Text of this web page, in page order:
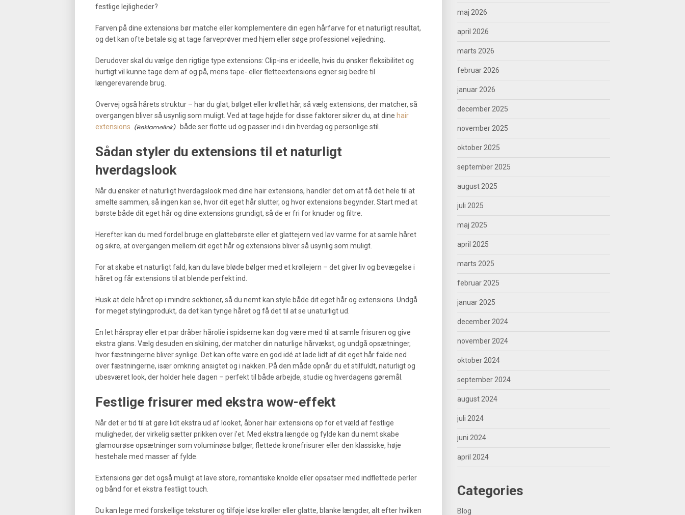
festlige lejligheder?
Farven på dine extensions bør matche eller komplementere din egen hårfarve for et naturligt resultat,
og det kan ofte betale sig at tage farveprøver med hjem eller søge professionel vejledning.
Derudover skal du vælge den rigtige type extensions: Clip-ins er ideelle, hvis du ønsker fleksibilitet og
hurtigt vil kunne tage dem af og på, mens tape- eller fletteextensions egner sig bedre til
længerevarende brug.
Overvej også hårets struktur – har du glat, bølget eller krøllet hår, så vælg extensions, der matcher, så
overgangen bliver så usynlig som muligt. Ved at tage højde for disse faktorer sikrer du, at dine hair
extensions
både ser flotte ud og passer ind i din hverdag og personlige stil.
Sådan styler du extensions til et naturligt
hverdagslook
Når du ønsker et naturligt hverdagslook med dine hair extensions, handler det om at få det hele til at
smelte sammen, så ingen kan se, hvor dit eget hår slutter, og hvor extensions begynder. Start med at
børste både dit eget hår og dine extensions grundigt, så de er fri for knuder og filtre.
Herefter kan du med fordel bruge en glattebørste eller et glattejern ved lav varme for at samle håret
og sikre, at overgangen mellem dit eget hår og extensions bliver så usynlig som muligt.
For at skabe et naturligt fald, kan du lave bløde bølger med et krøllejern – det giver liv og bevægelse i
håret og får extensions til at blende perfekt ind.
Husk at dele håret op i mindre sektioner, så du nemt kan style både dit eget hår og extensions. Undgå
for meget stylingprodukt, da det kan tynge håret og få det til at se unaturligt ud.
En let hårspray eller et par dråber hårolie i spidserne kan dog være med til at samle frisuren og give
ekstra glans. Vælg desuden en skilning, der matcher din naturlige hårvækst, og undgå opsætninger,
hvor fæstningerne bliver synlige. Det kan ofte være en god idé at lade lidt af dit eget hår falde ned
over fæstningerne, især omkring ansigtet og i nakken. På den måde opnår du et stilfuldt, naturligt og
ubesværet look, der holder hele dagen – perfekt til både arbejde, studie og hverdagens gøremål.
Festlige frisurer med ekstra wow-effekt
Når det er tid til at gøre lidt ekstra ud af looket, åbner hair extensions op for et væld af festlige
muligheder, der virkelig sætter prikken over i’et. Med ekstra længde og fylde kan du nemt skabe
glamourøse opsætninger som voluminøse bølger, flettede kronefrisurer eller den klassiske, høje
hestehale med masser af fylde.
Extensions gør det også muligt at lave store, romantiske knolde eller opsatser med indflettede perler
og bånd for et ekstra festligt touch.
Du kan lege med forskellige teksturer og tilføje løse krøller eller glatte, blanke længder, alt efter hvilken
maj 2026
april 2026
marts 2026
februar 2026
januar 2026
december 2025
november 2025
oktober 2025
september 2025
august 2025
juli 2025
maj 2025
april 2025
marts 2025
februar 2025
januar 2025
december 2024
november 2024
oktober 2024
september 2024
august 2024
juli 2024
juni 2024
april 2024
Categories
Blog